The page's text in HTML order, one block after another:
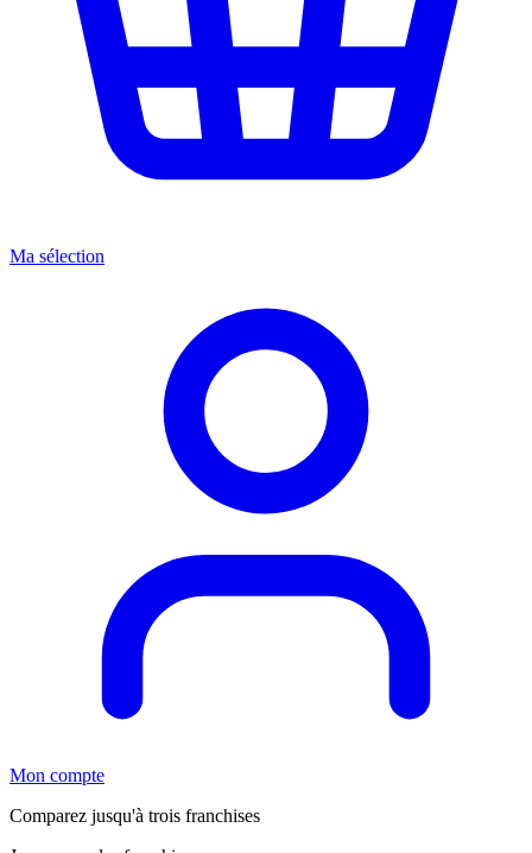
Ma sélection
Mon compte
Comparez jusqu'à trois franchises